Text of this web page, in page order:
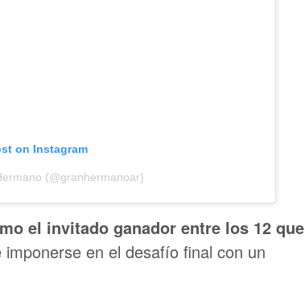
on Instagram
(@granhermanoar)
el invitado ganador entre los 12 que
imponerse en el desafío final con un